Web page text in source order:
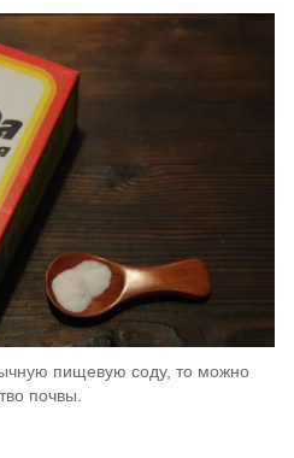
пищевую соду, то можно
почвы.